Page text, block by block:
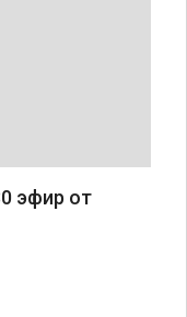
эфир от